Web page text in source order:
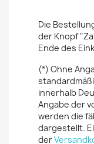
Die
der Knopf
Ende des
(*) Ohne
innerhalb
Angabe der
werden die
dargestellt.
der